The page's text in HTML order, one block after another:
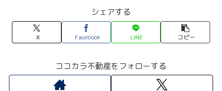
シェアする
X Facebook LINE コピー
ココカラ不動産をフォローする